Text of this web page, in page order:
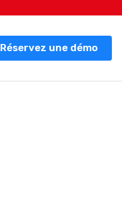
Réservez une démo